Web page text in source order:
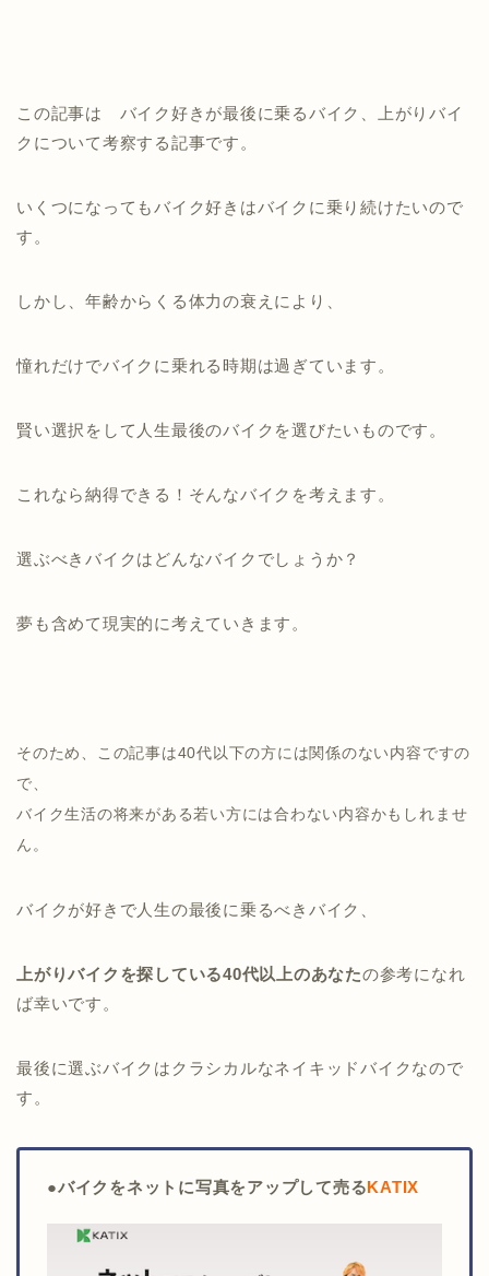
この記事は バイク好きが最後に乗るバイク、上がりバイ
クについて考察する記事です。
いくつになってもバイク好きはバイクに乗り続けたいので
す。
しかし、年齢からくる体力の衰えにより、
憧れだけでバイクに乗れる時期は過ぎています。
賢い選択をして人生最後のバイクを選びたいものです。
これなら納得できる！そんなバイクを考えます。
選ぶべきバイクはどんなバイクでしょうか？
夢も含めて現実的に考えていきます。
そのため、この記事は40代以下の方には関係のない内容ですの
で、
バイク生活の将来がある若い方には合わない内容かもしれませ
ん。
バイクが好きで人生の最後に乗るべきバイク、
上がりバイクを探している40代以上のあなたの参考になれ
ば幸いです。
最後に選ぶバイクはクラシカルなネイキッドバイクなので
す。
●バイクをネットに写真をアップして売るKATIX